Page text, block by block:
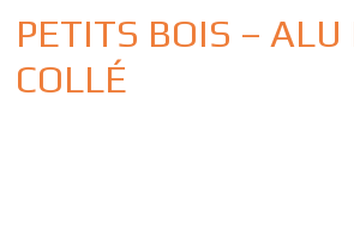
PETITS BOIS – ALU
COLLÉ